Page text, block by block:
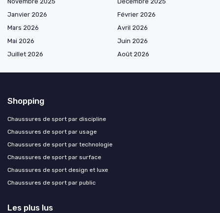
Janvier 2026
Février 2026
Mars 2026
Avril 2026
Mai 2026
Juin 2026
Juillet 2026
Août 2026
Shopping
Chaussures de sport par discipline
Chaussures de sport par usage
Chaussures de sport par technologie
Chaussures de sport par surface
Chaussures de sport design et luxe
Chaussures de sport par public
Les plus lus